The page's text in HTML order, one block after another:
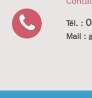
Tél. :
Mail :